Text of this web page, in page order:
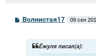
СВолнистая17 09 сен
Ёжуля писал(а):